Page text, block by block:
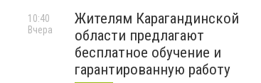
Жителям Карагандинской
области предлагают
бесплатное обучение и
гарантированную работу
10:40
Вчера